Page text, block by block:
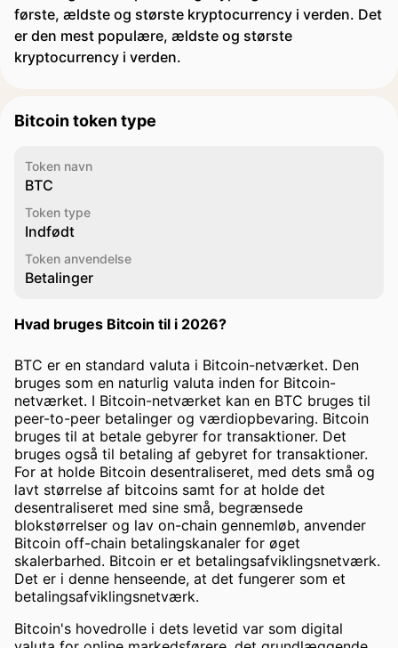
første, ældste og største kryptocurrency i verden. Det
er den mest populære, ældste og største
kryptocurrency i verden.
Bitcoin token type
Token navn
BTC
Token type
Indfødt
Token anvendelse
Betalinger
Hvad bruges Bitcoin til i 2026?
BTC er en standard valuta i Bitcoin-netværket. Den
bruges som en naturlig valuta inden for Bitcoin-
netværket. I Bitcoin-netværket kan en BTC bruges til
peer-to-peer betalinger og værdiopbevaring. Bitcoin
bruges til at betale gebyrer for transaktioner. Det
bruges også til betaling af gebyret for transaktioner.
For at holde Bitcoin desentraliseret, med dets små og
lavt størrelse af bitcoins samt for at holde det
desentraliseret med sine små, begrænsede
blokstørrelser og lav on-chain gennemløb, anvender
Bitcoin off-chain betalingskanaler for øget
skalerbarhed. Bitcoin er et betalingsafviklingsnetværk.
Det er i denne henseende, at det fungerer som et
betalingsafviklingsnetværk.
Bitcoin's hovedrolle i dets levetid var som digital